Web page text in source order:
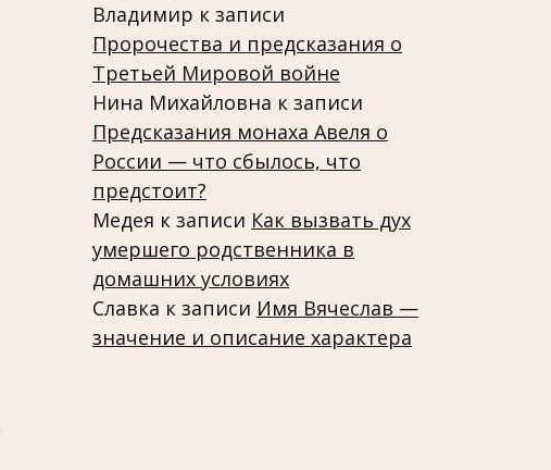
Владимир к записи
Пророчества и предсказания о
Третьей Мировой войне
Нина Михайловна к записи
Предсказания монаха Авеля о
России — что сбылось, что
предстоит?
Медея к записи Как вызвать дух
умершего родственника в
домашних условиях
Славка к записи Имя Вячеслав —
значение и описание характера